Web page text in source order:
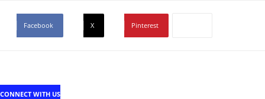
Facebook X Pinterest
CONNECT WITH US